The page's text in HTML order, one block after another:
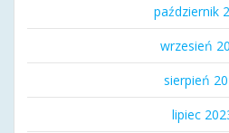
październik
wrzesień
sierpień
lipiec